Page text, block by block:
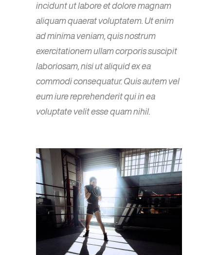
incidunt ut labore et dolore magnam
aliquam quaerat voluptatem. Ut enim
ad minima veniam, quis nostrum
exercitationem ullam corporis suscipit
laboriosam, nisi ut aliquid ex ea
commodi consequatur. Quis autem vel
eum iure reprehenderit qui in ea
voluptate velit esse quam nihil.